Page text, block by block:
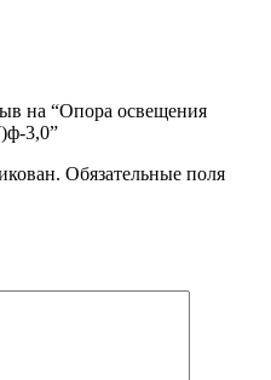
на “Опора освещения
3,0”
Обязательные поля